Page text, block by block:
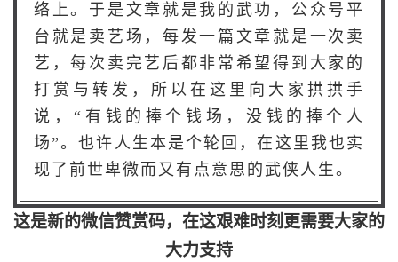
络上。于是文章就是我的武功，公众号平
台就是卖艺场，每发一篇文章就是一次卖
艺，每次卖完艺后都非常希望得到大家的
打赏与转发，所以在这里向大家拱拱手
说，“有钱的捧个钱场，没钱的捧个人
场”。也许人生本是个轮回，在这里我也实
现了前世卑微而又有点意思的武侠人生。
这是新的微信赞赏码，在这艰难时刻更需要大家的
大力支持